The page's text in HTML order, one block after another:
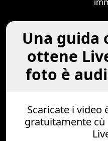
Una guida
ottene
foto è
Scaricate i video
gratuitamente